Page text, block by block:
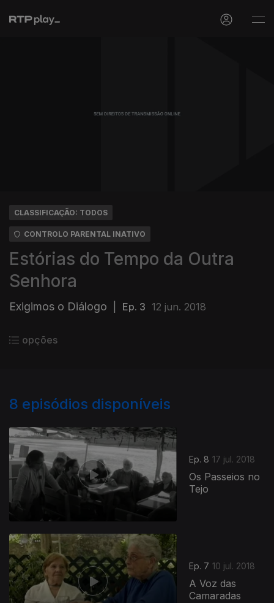
CLASSIFICAÇÃO: TODOS
CONTROLO PARENTAL INATIVO
Estórias do Tempo da Outra
Senhora
Exigimos o Diálogo Ep. 3 12 jun. 2018
opções
8 episódios disponíveis
Ep. 8 17 jul. 2018
Os Passeios no
Tejo
Ep. 7 10 jul. 2018
A Voz das
Camaradas